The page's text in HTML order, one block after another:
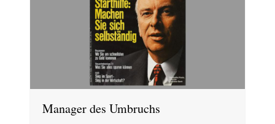
Manager des Umbruchs